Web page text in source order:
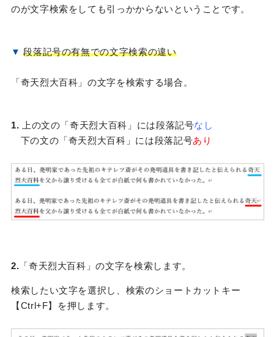
のが文字検索をしても引っかからないということです。
▼ 段落記号の有無での文字検索の違い
「奇天烈大百科」の文字を検索する場合。
1. 上の文の「奇天烈大百科」には段落記号なし
下の文の「奇天烈大百科」には段落記号あり
2. 「奇天烈大百科」の文字を検索します。
検索したい文字を選択し、検索のショートカットキー
【Ctrl+F】を押します。